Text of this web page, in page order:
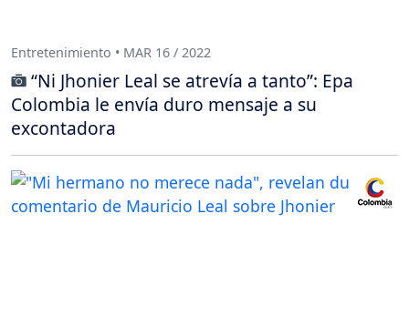
Entretenimiento • MAR 16 / 2022
“Ni Jhonier Leal se atrevía a tanto”: Epa
Colombia le envía duro mensaje a su
excontadora